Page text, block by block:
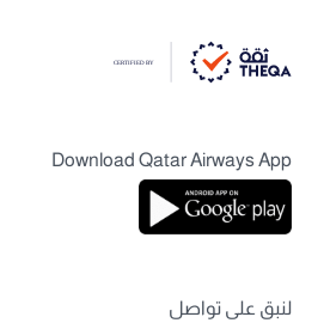
Download Qatar Airways App
لنبق على تواصل